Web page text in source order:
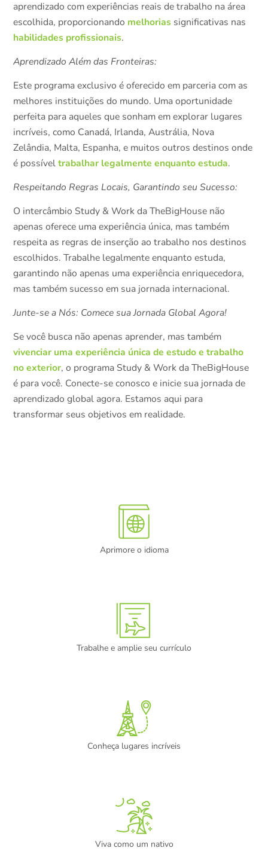
aprendizado com experiências reais de trabalho na área
escolhida, proporcionando melhorias significativas nas
habilidades profissionais.
Aprendizado Além das Fronteiras:
Este programa exclusivo é oferecido em parceria com as
melhores instituições do mundo. Uma oportunidade
perfeita para aqueles que sonham em explorar lugares
incríveis, como Canadá, Irlanda, Austrália, Nova
Zelândia, Malta, Espanha, e muitos outros destinos onde
é possíveltrabalhar legalmente enquanto estuda.
Respeitando Regras Locais, Garantindo seu Sucesso:
O intercâmbio Study & Work da TheBigHouse não
apenas oferece uma experiência única, mas também
respeita as regras de inserção ao trabalho nos destinos
escolhidos. Trabalhe legalmente enquanto estuda,
garantindo não apenas uma experiência enriquecedora,
mas também sucesso em sua jornada internacional.
Junte-se a Nós: Comece sua Jornada Global Agora!
Se você busca não apenas aprender, mas também
vivenciar uma experiência única de estudo e trabalho
no exterior, o programa Study & Work da TheBigHouse
é para você. Conecte-se conosco e inicie sua jornada de
aprendizado global agora. Estamos aqui para
transformar seus objetivos em realidade.
Aprimore o idioma
Trabalhe e amplie seu currículo
Conheça lugares incríveis
Viva como um nativo